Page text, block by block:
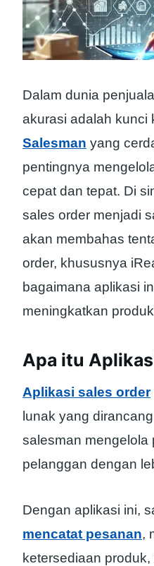
Dalam dunia
akurasi adalah kunci
Salesman yang
pentingnya
cepat dan tepat. Di
sales order menjadi
akan membahas
order, khususnya
bagaimana aplikasi
meningkatkan
Apa itu
Aplikasi sales order
lunak yang
salesman mengelola
pelanggan dengan
Dengan aplikasi ini,
mencatat pesanan,
ketersediaan